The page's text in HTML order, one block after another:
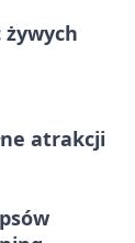
żywych
atrakcji